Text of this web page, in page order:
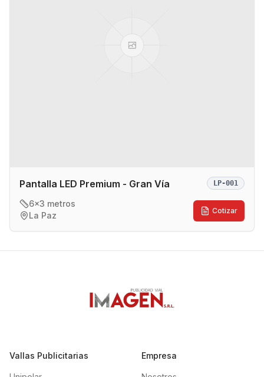
Pantalla LED Premium - Gran Vía LP-001
6x3 metros
La Paz
Cotizar
Vallas Publicitarias Empresa